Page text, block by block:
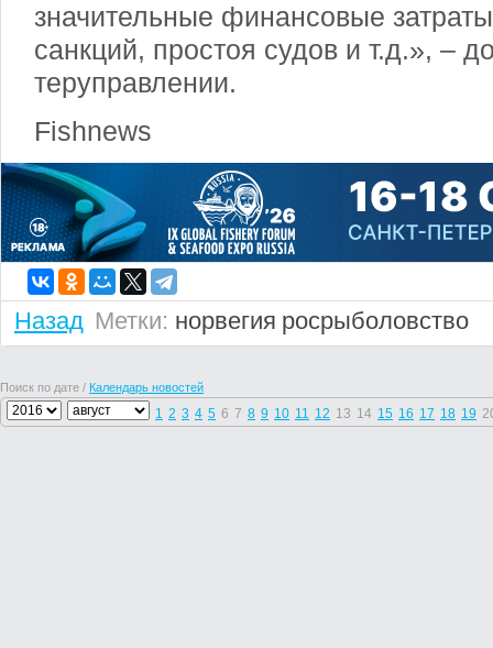
значительные финансовые
санкций, простоя судов и т.д.», –
теруправлении.
Fishnews
Назад Метки: норвегия росрыболовство
Поиск по дате / Календарь новостей
1 2 3 4 5 6 7 8 9 10 11 12 13 14 15 16 17 18 19